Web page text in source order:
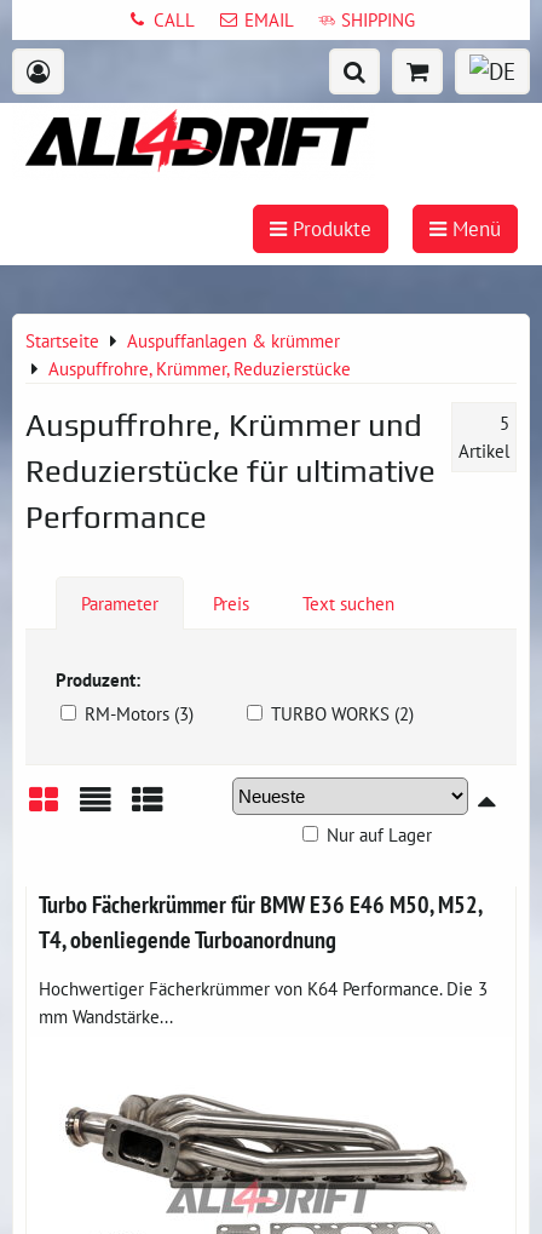
CALL EMAIL SHIPPING
Produkte Menü
Startseite
Auspuffanlagen & krümmer
Auspuffrohre, Krümmer, Reduzierstücke
Auspuffrohre, Krümmer und
Reduzierstücke für ultimative
Performance
5
Artikel
Parameter Preis Text suchen
Produzent:
RM-Motors (3)
TURBO WORKS (2)
Nur auf Lager
Turbo Fächerkrümmer für BMW E36 E46 M50, M52,
T4, obenliegende Turboanordnung
Hochwertiger Fächerkrümmer von K64 Performance. Die 3
mm Wandstärke...